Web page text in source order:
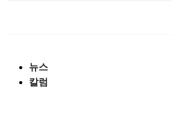
뉴스
칼럼